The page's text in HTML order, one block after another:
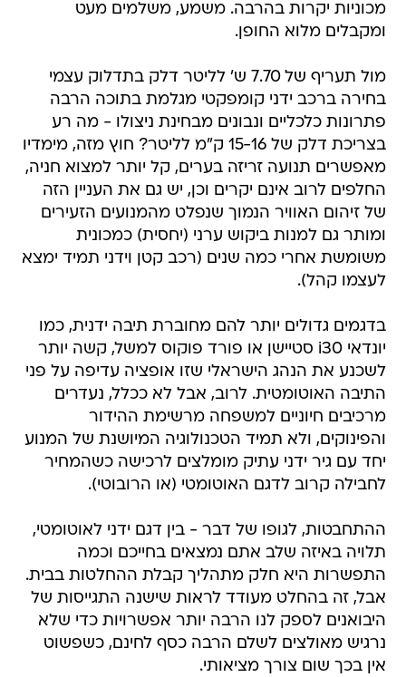
מכוניות יקרות בהרבה. משמע, משלמים מעט
ומקבלים מלוא החופן.
מול תעריף של 7.70 ש' לליטר דלק בתדלוק עצמי
בחירה ברכב ידני קומפקטי מגלמת בתוכה הרבה
פתרונות כלכליים ונבונים מבחינת ניצולו - מה רע
בצריכת דלק של 15-16 ק"מ לליטר? חוץ מזה, מימדיו
מאפשרים תנועה זריזה בערים, קל יותר למצוא חניה,
החלפים לרוב אינם יקרים וכן, יש גם את העניין הזה
של זיהום האוויר הנמוך שנפלט מהמנועים הזעירים
ומותר גם למנות ביקוש ערני (יחסית) כמכונית
משומשת אחרי כמה שנים (רכב קטן וידני תמיד ימצא
לעצמו קהל).
בדגמים גדולים יותר להם מחוברת תיבה ידנית, כמו
יונדאי i30 סטיישן או פורד פוקוס למשל, קשה יותר
לשכנע את הנהג הישראלי שזו אופציה עדיפה על פני
התיבה האוטומטית. לרוב, אבל לא ככלל, נעדרים
מרכיבים חיוניים למשפחה מרשימת ההידור
והפינוקים, ולא תמיד הטכנולוגיה המיושנת של המנוע
יחד עם גיר ידני עתיק מומלצים לרכישה כשהמחיר
לחבילה קרוב לדגם האוטומטי (או הרובוטי).
ההתחבטות, לגופו של דבר - בין דגם ידני לאוטומטי,
תלויה באיזה שלב אתם נמצאים בחייכם וכמה
התפשרות היא חלק מתהליך קבלת ההחלטות בבית.
אבל, זה בהחלט מעודד לראות שישנה התגייסות של
היבואנים לספק לנו הרבה יותר אפשרויות כדי שלא
נרגיש מאולצים לשלם הרבה כסף לחינם, כשפשוט
אין בכך שום צורך מציאותי.